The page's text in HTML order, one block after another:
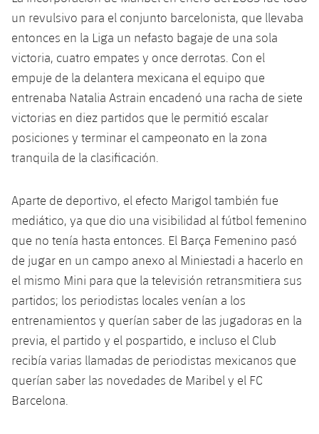
Accesibilidad
Acreditaciones
Instalaciones
SUB8 B
Fotos
Historia
Palmarés
Fotos
Infantil A
Infantil B
Entradas
Resultados
Clasificaciones
Fotos
Palmarés
Historia
Calendario
Resultados
Jugadores
Clasificaciones
Actualidad
Juvenil
Cadete
Infantil
Campus Verano
PLUSICON
MÁS
Primer equipo
plusicon
Actualidad
Entradas
Clasificaciones
Jugadores
Fotos
Barça Atlètic
plusicon
más
Calendario
Resultados
Jugadores
Clasificaciones
Actualidad
Barça C
Junior
Infantil
Alevín
Campus Verano
PLUSICON
MÁS
Información general
plusicon
más
Noticias
Atletismo
plusicon
más
Actualidad
Baloncesto en silla de ruedas
plusicon
más
un revulsivo para el conjunto barcelonista, que llevaba
entonces en la Liga un nefasto bagaje de una sola
victoria, cuatro empates y once derrotas. Con el
empuje de la delantera mexicana el equipo que
entrenaba Natalia Astrain encadenó una racha de siete
victorias en diez partidos que le permitió escalar
posiciones y terminar el campeonato en la zona
tranquila de la clasificación.
Aparte de deportivo, el efecto Marigol también fue
mediático, ya que dio una visibilidad al fútbol femenino
que no tenía hasta entonces. El Barça Femenino pasó
de jugar en un campo anexo al Miniestadi a hacerlo en
el mismo Mini para que la televisión retransmitiera sus
partidos; los periodistas locales venían a los
entrenamientos y querían saber de las jugadoras en la
previa, el partido y el pospartido, e incluso el Club
recibía varias llamadas de periodistas mexicanos que
querían saber las novedades de Maribel y el FC
Barcelona.